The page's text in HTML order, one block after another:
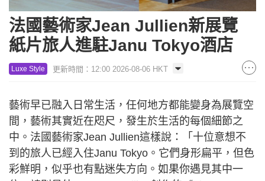
法國藝術家Jean Jullien新展覽
紙片旅人進駐Janu Tokyo酒店
Luxe Style 更新時間：12:00 2026-08-06 HKT
藝術早已融入日常生活，任何地方都能變身為展覽空
間，藝術其實近在咫尺，發生於生活的每個細節之
中。法國藝術家Jean Jullien這樣說：「十位意想不
到的旅人已經入住Janu Tokyo。它們身形扁平，但色
彩鮮明，似乎也有點迷失方向。如果你遇見其中一